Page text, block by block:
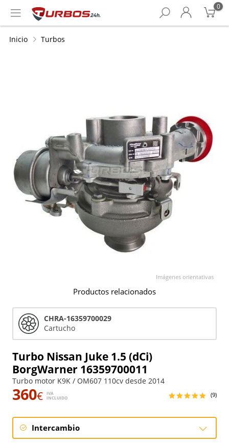
0
Inicio Turbos
Turbo Nissan Juke 1.5 (dCi)
BorgWarner 16359700011
Turbo motor K9K / OM607 110cv desde 2014
360€
IVA
INCLUIDO
(9)
Intercambio
Imágenes orientativas
Productos relacionados
CHRA-16359700029
Cartucho